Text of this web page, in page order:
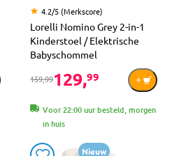
4.2/5 (Merkscore)
Lorelli Nomino Grey 2-in-1
Kinderstoel / Elektrische
Babyschommel
159,99129,99
Voor 22:00 uur besteld, morgen
in huis
Nieuw